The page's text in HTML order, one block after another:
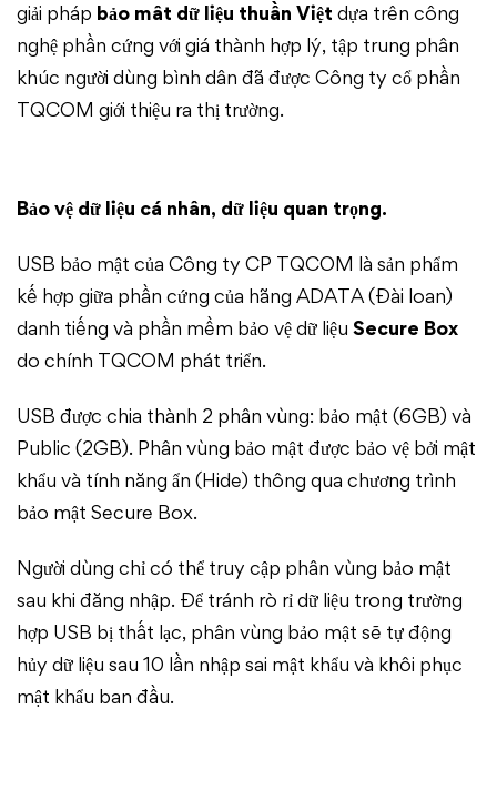
giải pháp bảo mât dữ liệu thuần Việt dựa trên công
nghệ phần cứng với giá thành hợp lý, tập trung phân
khúc người dùng bình dân đã được Công ty cổ phần
TQCOM giới thiệu ra thị trường.
Bảo vệ dữ liệu cá nhân, dữ liệu quan trọng.
USB bảo mật của Công ty CP TQCOM là sản phẩm
kế hợp giữa phần cứng của hãng ADATA (Đài loan)
danh tiếng và phần mềm bảo vệ dữ liệu Secure Box
do chính TQCOM phát triển.
USB được chia thành 2 phân vùng: bảo mật (6GB) và
Public (2GB). Phân vùng bảo mật được bảo vệ bởi mật
khẩu và tính năng ẩn (Hide) thông qua chương trình
bảo mật Secure Box.
Người dùng chỉ có thể truy cập phân vùng bảo mật
sau khi đăng nhập. Để tránh rò rỉ dữ liệu trong trường
hợp USB bị thất lạc, phân vùng bảo mật sẽ tự động
hủy dữ liệu sau 10 lần nhập sai mật khẩu và khôi phục
mật khẩu ban đầu.